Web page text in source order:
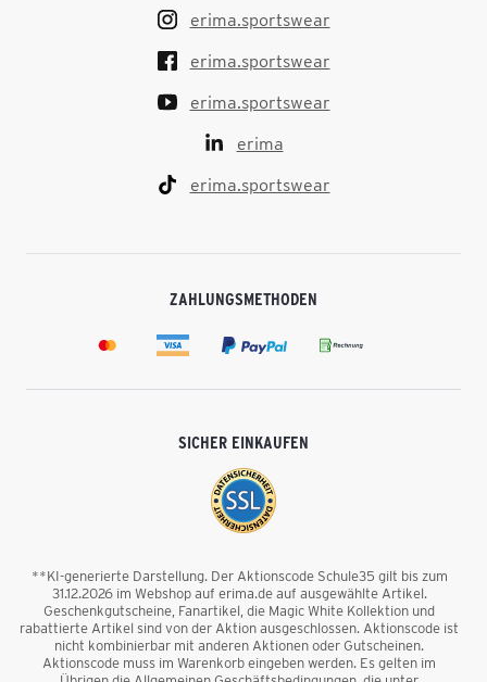
erima.sportswear
erima.sportswear
erima.sportswear
erima
erima.sportswear
ZAHLUNGSMETHODEN
SICHER EINKAUFEN
**KI-generierte Darstellung. Der Aktionscode Schule35 gilt bis zum
31.12.2026 im Webshop auf erima.de auf ausgewählte Artikel.
Geschenkgutscheine, Fanartikel, die Magic White Kollektion und
rabattierte Artikel sind von der Aktion ausgeschlossen. Aktionscode ist
nicht kombinierbar mit anderen Aktionen oder Gutscheinen.
Aktionscode muss im Warenkorb eingeben werden. Es gelten im